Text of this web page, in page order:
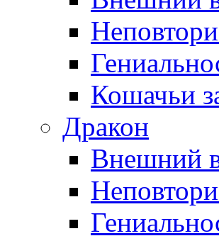
Кошачьи
Дракон
Внешний